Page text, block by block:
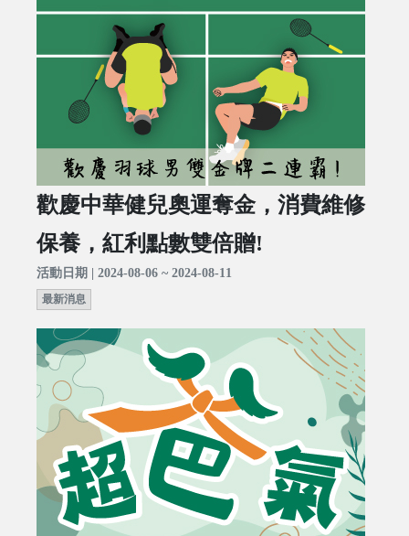
歡慶中華健兒奧運奪金，消費維修
保養，紅利點數雙倍贈!
活動日期 | 2024-08-06 ~ 2024-08-11
最新消息